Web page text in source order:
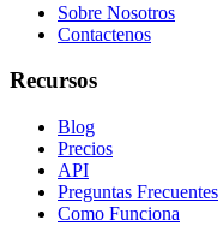
Sobre Nosotros
Contactenos
Recursos
Blog
Precios
API
Preguntas Frecuentes
Como Funciona